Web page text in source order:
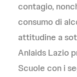
contagio,
consumo di
attitudine a
Anlaids Lazio
Scuole con i